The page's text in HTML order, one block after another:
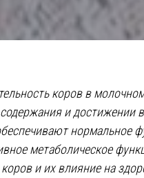
коров в
и
нормальное
метаболическое
и их влияние на